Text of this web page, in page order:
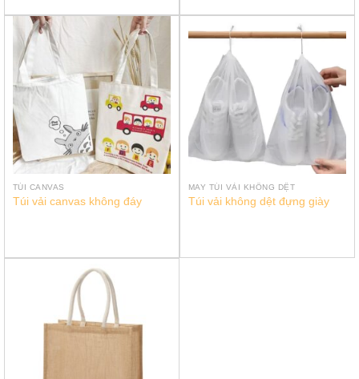
TÚI CANVAS
Túi vải canvas không đáy
MAY TÚI VẢI KHÔNG DỆT
Túi vải không dệt đựng giày